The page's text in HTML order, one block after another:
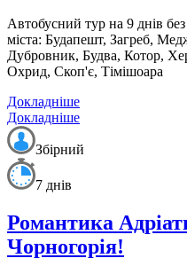
Автобусний тур на 9 днів без
міста: Будапешт, Загреб,
Дубровник, Будва, Котор,
Охрид, Скоп'є, Тімішоара
Докладніше
Докладніше
Збірний
7 днів
Романтика
Чорногорія!